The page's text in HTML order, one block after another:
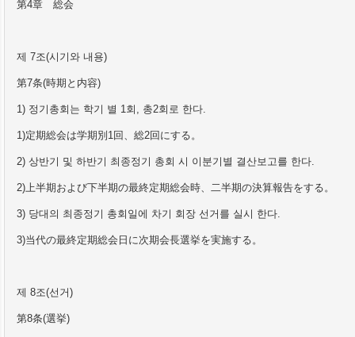
第4章 総会
제 7조(시기와 내용)
第7条(時期と 内容)
1) 정기총회는 학기 별 1 회 총2회로 한다
1)定期総会は学期別1 回、 総2回にする。
2) 상반기 및 하반기 최종정기 총회 시 이분기별 결산보고를 한다
2) 上半期および下半期の最終定期総会時、二半期の決算報告をする。
3) 당대의 최종정기 총회일에 차기 회장 선거를 실시 한다
3)当代の最終定期総会 日に次期会長選挙を実施する。
제 8조(선거)
第8条(選挙)